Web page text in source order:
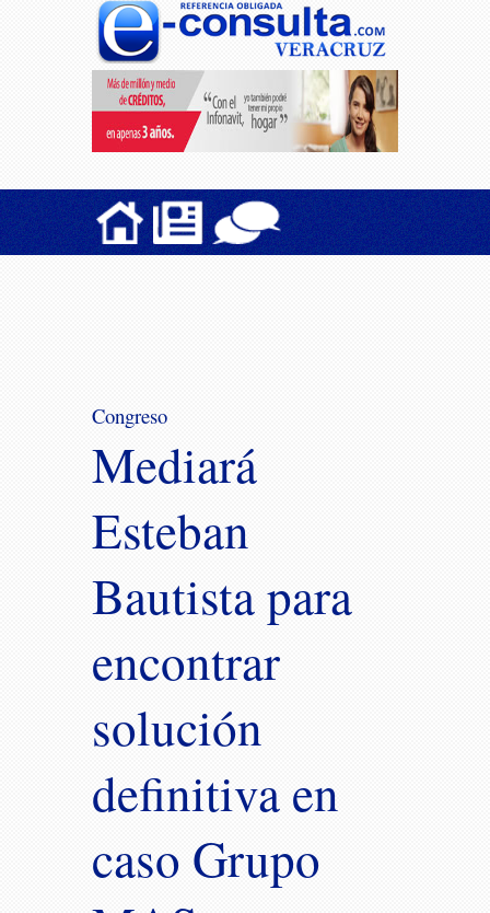
Congreso
Mediará
Esteban
Bautista para
encontrar
solución
definitiva en
caso Grupo